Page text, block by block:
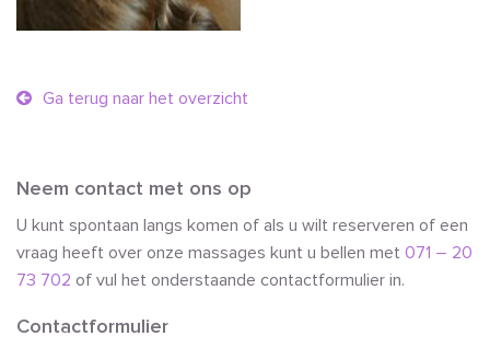
Ga terug naar het overzicht
Neem contact met ons op
U kunt spontaan langs komen of als u wilt reserveren of een
vraag heeft over onze massages kunt u bellen met 071 – 20
73 702 of vul het onderstaande contactformulier in.
Contactformulier